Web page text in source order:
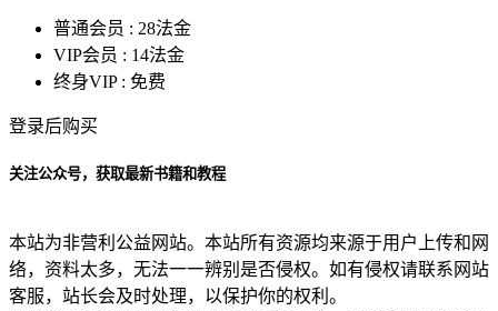
普通会员 : 28法金
VIP会员 : 14法金
终身VIP : 免费
登录后购买
关注公众号，获取最新书籍和教程
本站为非营利公益网站。本站所有资源均来源于用户上传和网
络，资料太多，无法一一辨别是否侵权。如有侵权请联系网站
客服，站长会及时处理，以保护你的权利。